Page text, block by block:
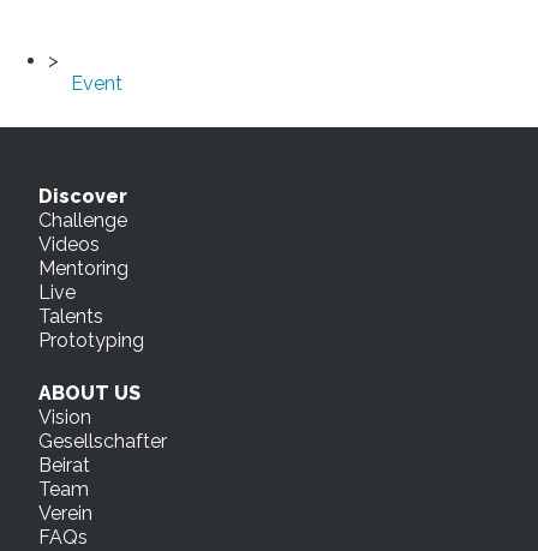
Event
Discover
Challenge
Videos
Mentoring
Live
Talents
Prototyping
ABOUT US
Vision
Gesellschafter
Beirat
Team
Verein
FAQs